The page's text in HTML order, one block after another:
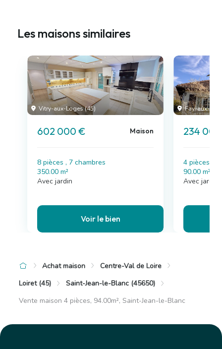
Les maisons similaires
Vitry-aux-Loges (45)
602 000 € Maison
8 pièces , 7 chambres
350.00 m²
Avec jardin
Voir le bien
Fay-aux-
234
4 pièces , 3
90.00 m²
Avec jardin
Achat maison
Centre-Val de Loire
Loiret (45)
Saint-Jean-le-Blanc (45650)
Vente maison 4 pièces, 94.00m², Saint-Jean-le-Blanc